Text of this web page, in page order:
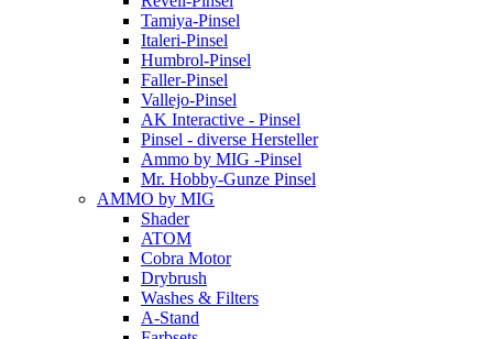
Tamiya-Pinsel
Italeri-Pinsel
Humbrol-Pinsel
Faller-Pinsel
Vallejo-Pinsel
AK Interactive - Pinsel
Pinsel - diverse Hersteller
Ammo by MIG -Pinsel
Mr. Hobby-Gunze Pinsel
AMMO by MIG
Shader
ATOM
Cobra Motor
Drybrush
Washes & Filters
A-Stand